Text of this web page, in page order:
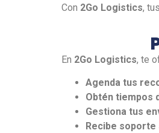
Con 2Go Logistics,
En 2Go Logistics, te
Agenda tus
Obtén tiempos
Gestiona tus
Recibe soporte